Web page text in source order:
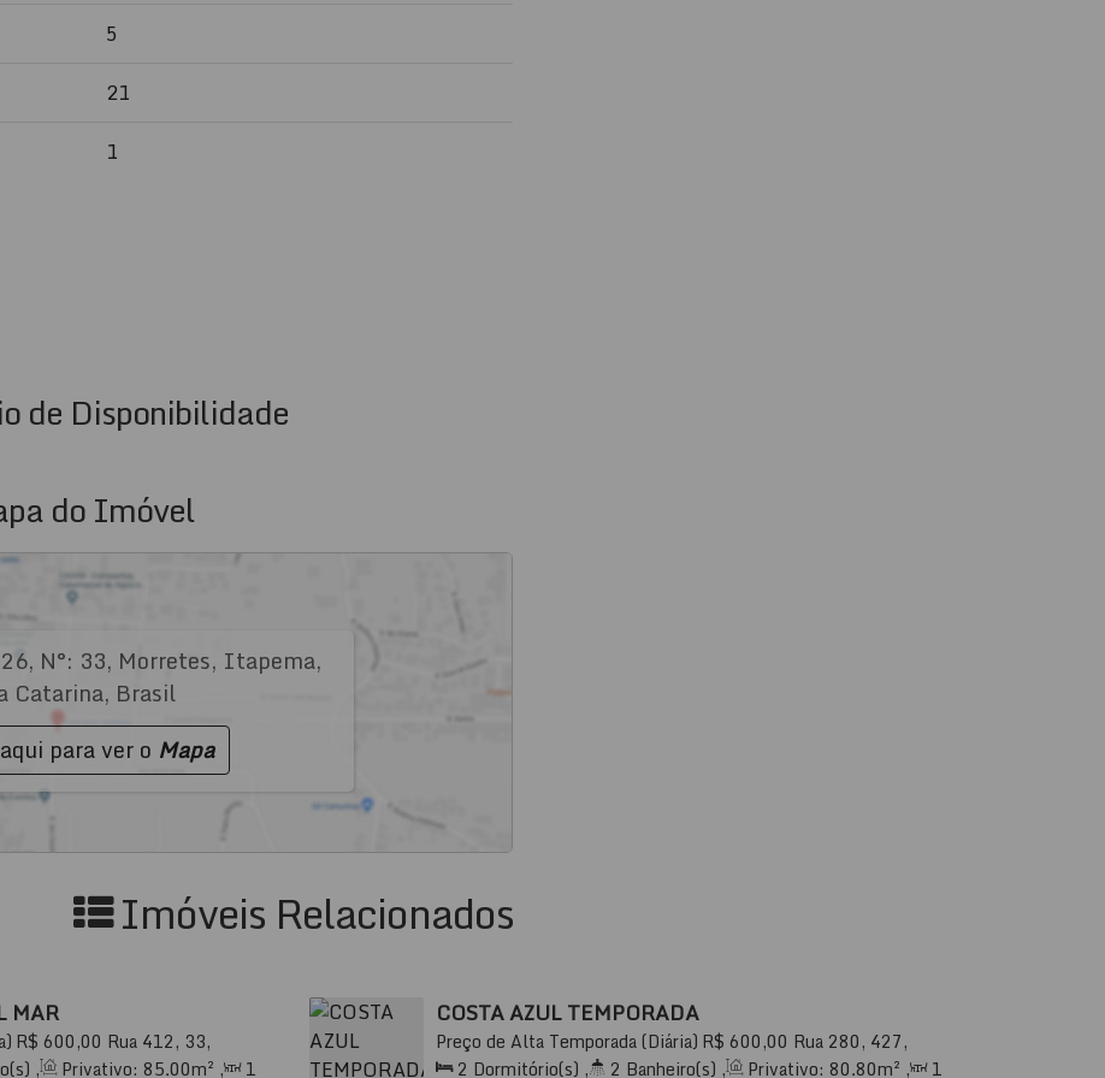
Itapema com conforto e segurança, em um ambiente
Itapema!
5
21
1
de Disponibilidade
do Imóvel
, N°: 33, Morretes, Itapema,
Catarina, Brasil
para ver o Mapa
Imóveis Relacionados
MAR
R$ 600,00 Rua 412, 33,
Santa Catarina, Brasil
, Privativo: 85.00m² , 1
COSTA AZUL TEMPORADA
R$ 600,00
Preço de Alta Temporada (Diária) Rua 280, 427,
88220-000, Meia Praia, Itapema, Santa Catarina, Brasil
2 Dormitório(s) , 2 Banheiro(s) , Privativo: 80.80m² , 1